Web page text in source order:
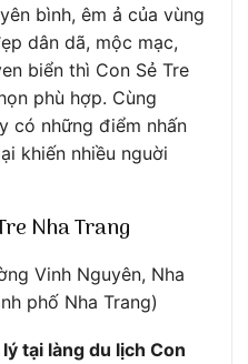
bình, êm ả của vùng
dân dã, mộc mạc,
biển thì Con Sẻ Tre
phù hợp. Cùng
có những điểm nhấn
khiến nhiều nguời
Nha Trang
Vinh Nguyên, Nha
phố Nha Trang)
tại làng du lịch Con